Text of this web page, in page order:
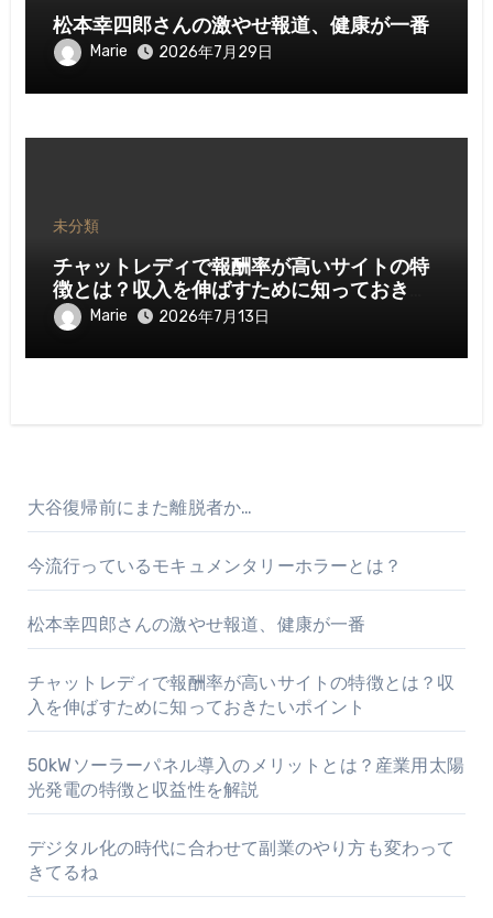
松本幸四郎さんの激やせ報道、健康が一番
Marie 2026年7月29日
未分類
チャットレディで報酬率が高いサイトの特
徴とは？収入を伸ばすために知っておきた
いポイント
Marie 2026年7月13日
大谷復帰前にまた離脱者か…
今流行っているモキュメンタリーホラーとは？
松本幸四郎さんの激やせ報道、健康が一番
チャットレディで報酬率が高いサイトの特徴とは？収
入を伸ばすために知っておきたいポイント
50kWソーラーパネル導入のメリットとは？産業用太陽
光発電の特徴と収益性を解説
デジタル化の時代に合わせて副業のやり方も変わって
きてるね